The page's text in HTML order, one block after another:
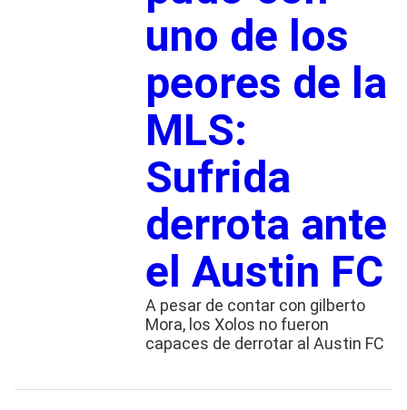
uno de los
peores de la
MLS:
Sufrida
derrota ante
el Austin FC
A pesar de contar con gilberto
Mora, los Xolos no fueron
capaces de derrotar al Austin FC